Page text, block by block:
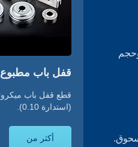
قفل باب مطبوع
(استدارة 0.10).
أكثر من
ضغط تزن 200 ~ 300 طن وحجم